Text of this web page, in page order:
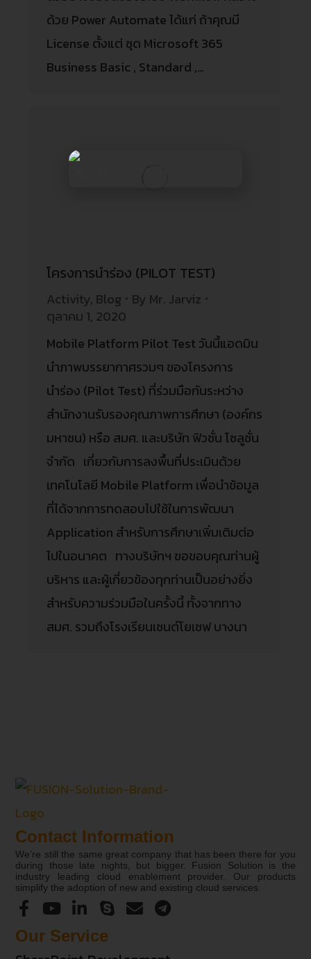
ด้วย Power Automate ได้แก่ ถ้าคุณมี
License ตั้งแต่ ชุด Microsoft 365
Business Basic , Standard ,…
โครงการนำร่อง (PILOT TEST)
Activity, Blog By Mr. Jarviz
ตุลาคม 1, 2020
Mobile Platform Pilot Test วันนี้แอดมิน
นำภาพบรรยากาศรวมๆ ของโครงการ
นำร่อง (Pilot Test) ที่ร่วมมือกันระหว่าง
สำนักงานรับรองคุณภาพการศึกษา (องค์กร
มหาชน) หรือ สมศ. และบริษัท ฟิวชั่น โซลูชั่น
จำกัด เกี่ยวกับการลงพื้นที่ประเมินด้วย
เทคโนโลยี Mobile Platform เพื่อนำข้อมูล
ที่ได้จากการทดสอบไปใช้ในการพัฒนา
Application สำหรับการศึกษาเพิ่มเติมต่อ
ไปในอนาคต ทางบริษัทฯ ขอขอบคุณท่านผู้
บริหาร และผู้เกี่ยวข้องทุกท่านเป็นอย่างยิ่ง
สำหรับความร่วมมือในครั้งนี้ ทั้งจากทาง
สมศ. รวมถึงโรงเรียนเซนต์โยเซฟ บางนา
Contact Information
We’re still the same great company that has been there for you
during those late nights, but bigger. Fusion Solution is the
industry leading cloud enablement provider. Our products
simplify the adoption of new and existing cloud services.
Our Service